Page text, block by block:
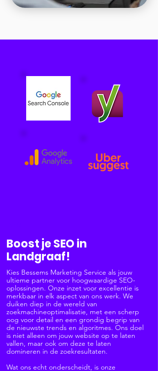
Boost je SEO in
Landgraaf!
Kies Bessems Marketing Service als jouw
ultieme partner voor hoogwaardige SEO-
oplossingen. Onze inzet voor excellentie is
merkbaar in elk aspect van ons werk. We
duiken diep in de wereld van
zoekmachineoptimalisatie, met een scherp
oog voor detail en een grondig begrip van
de nieuwste trends en algoritmes. Ons doel
is niet alleen om jouw website op te laten
vallen, maar ook om deze te laten
domineren in de zoekresultaten.
Wat ons echt onderscheidt, is onze